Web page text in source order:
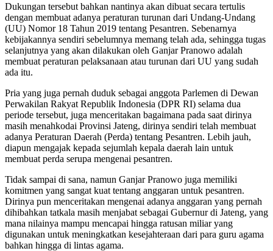
Dukungan tersebut bahkan nantinya akan dibuat secara tertulis
dengan membuat adanya peraturan turunan dari Undang-Undang
(UU) Nomor 18 Tahun 2019 tentang Pesantren. Sebenarnya
kebijakannya sendiri sebelumnya memang telah ada, sehingga tugas
selanjutnya yang akan dilakukan oleh Ganjar Pranowo adalah
membuat peraturan pelaksanaan atau turunan dari UU yang sudah
ada itu.
Pria yang juga pernah duduk sebagai anggota Parlemen di Dewan
Perwakilan Rakyat Republik Indonesia (DPR RI) selama dua
periode tersebut, juga menceritakan bagaimana pada saat dirinya
masih menahkodai Provinsi Jateng, dirinya sendiri telah membuat
adanya Peraturan Daerah (Perda) tentang Pesantren. Lebih jauh,
diapun mengajak kepada sejumlah kepala daerah lain untuk
membuat perda serupa mengenai pesantren.
Tidak sampai di sana, namun Ganjar Pranowo juga memiliki
komitmen yang sangat kuat tentang anggaran untuk pesantren.
Dirinya pun menceritakan mengenai adanya anggaran yang pernah
dihibahkan tatkala masih menjabat sebagai Gubernur di Jateng, yang
mana nilainya mampu mencapai hingga ratusan miliar yang
digunakan untuk meningkatkan kesejahteraan dari para guru agama
bahkan hingga di lintas agama.